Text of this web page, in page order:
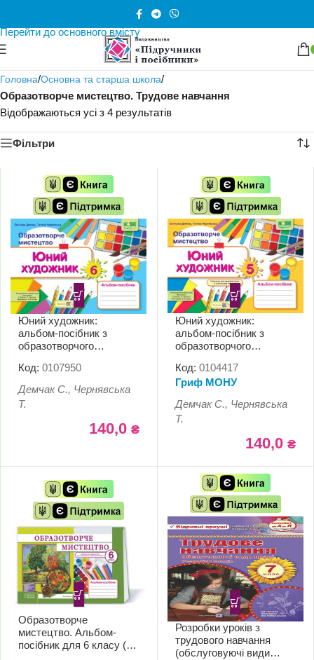
Перейти до основного вмісту
Головна/Основна та старша школа/
Образотворче мистецтво. Трудове навчання
Відображаються усі з 4 результатів
Фільтри
Юний художник:
альбом-посібник з
образотворчого
підруч. Л. Масол та ін.)
Код: 0107950
Демчак С., Чернявська
Т.
140,0 ₴
Юний художник:
альбом-посібник з
образотворчого
підруч. Л. Масол та ін.)
Код: 0104417
Гриф МОНУ
Демчак С., Чернявська
Т.
140,0 ₴
Образотворче
мистецтво. Альбом-
посібник для 6 класу (до
Розробки уроків з
трудового навчання
(обслуговуючі види